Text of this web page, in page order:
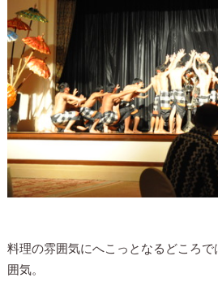
料理の雰囲気にへこっとなるどころ
囲気。